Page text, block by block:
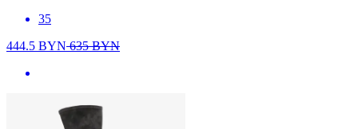
35
444.5 BYN635BYN